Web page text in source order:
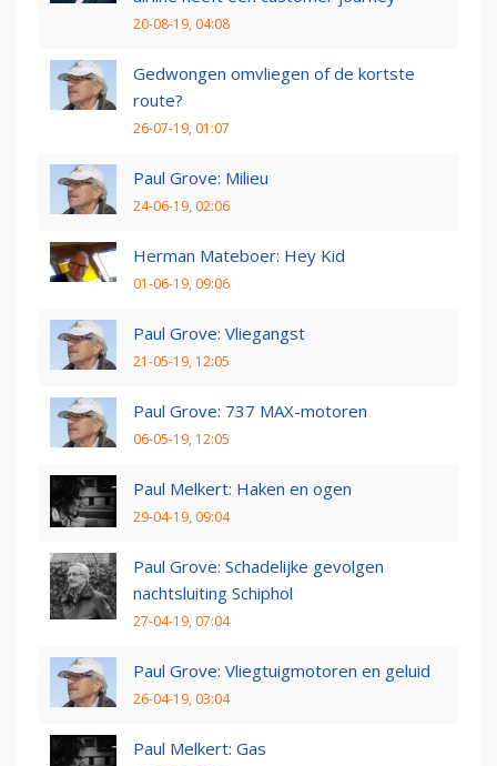
20-08-19, 04:08
Gedwongen omvliegen of de kortste
route?
26-07-19, 01:07
Paul Grove: Milieu
24-06-19, 02:06
Herman Mateboer: Hey Kid
01-06-19, 09:06
Paul Grove: Vliegangst
21-05-19, 12:05
Paul Grove: 737 MAX-motoren
06-05-19, 12:05
Paul Melkert: Haken en ogen
29-04-19, 09:04
Paul Grove: Schadelijke gevolgen
nachtsluiting Schiphol
27-04-19, 07:04
Paul Grove: Vliegtuigmotoren en geluid
26-04-19, 03:04
Paul Melkert: Gas